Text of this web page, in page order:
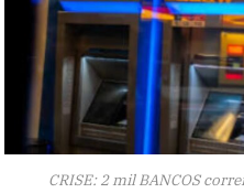
CRISE: 2 mil BANCOS